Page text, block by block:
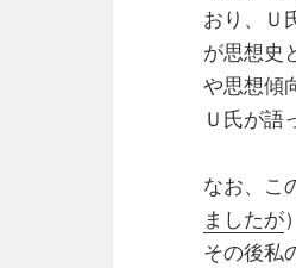
おり、Ｕ
が思想史
や思想傾
Ｕ氏が語
なお、こ
ましたが
その後私